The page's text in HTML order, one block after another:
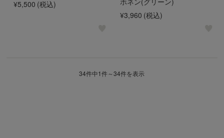
¥5,500 (税込)
¥3,960 (税込)
34件中1件～34件を表示